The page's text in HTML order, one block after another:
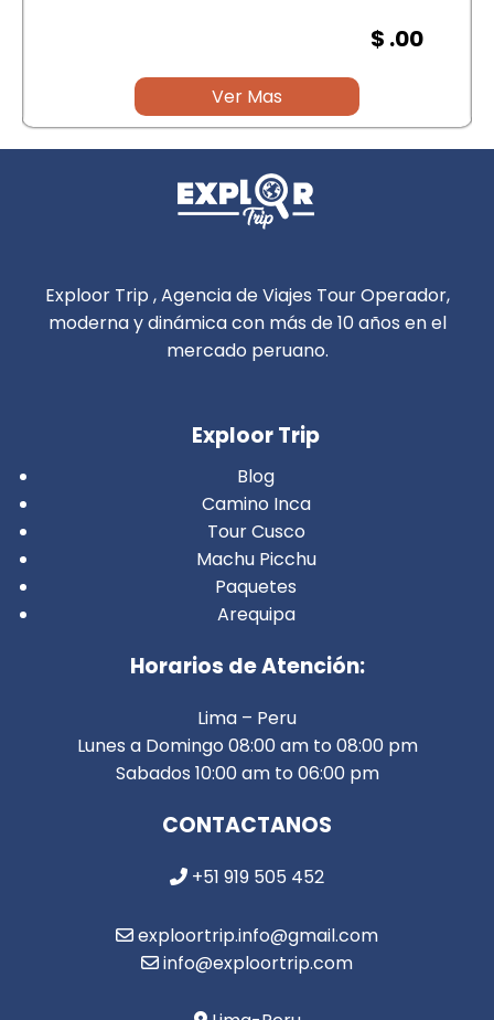
$ .00
Ver Mas
Exploor Trip , Agencia de Viajes Tour Operador,
moderna y dinámica con más de 10 años en el
mercado peruano.
Exploor Trip
Blog
Camino Inca
Tour Cusco
Machu Picchu
Paquetes
Arequipa
Horarios de Atención:
Lima – Peru
Lunes a Domingo 08:00 am to 08:00 pm
Sabados 10:00 am to 06:00 pm
CONTACTANOS
+51 919 505 452
exploortrip.info@gmail.com
info@exploortrip.com